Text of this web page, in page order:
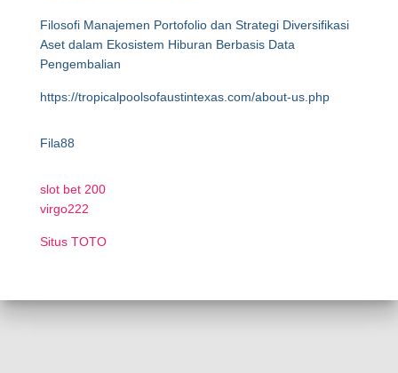
Filosofi Manajemen Portofolio dan Strategi Diversifikasi
Aset dalam Ekosistem Hiburan Berbasis Data
Pengembalian
https://tropicalpoolsofaustintexas.com/about-us.php
Fila88
slot bet 200
virgo222
Situs TOTO